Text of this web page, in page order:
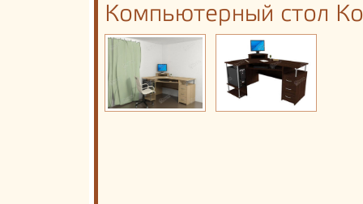
Компьютерный стол